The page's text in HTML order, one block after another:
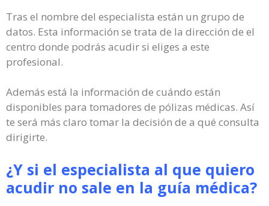
Tras el nombre del especialista están un grupo de
datos. Esta información se trata de la dirección de el
centro donde podrás acudir si eliges a este
profesional.
Además está la información de cuándo están
disponibles para tomadores de pólizas médicas. Así
te será más claro tomar la decisión de a qué consulta
dirigirte.
¿Y si el especialista al que quiero
acudir no sale en la guía médica?